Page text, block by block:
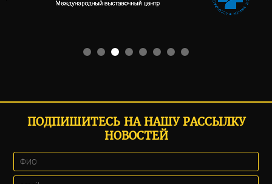
ПОДПИШИТЕСЬ НА НАШУ РАССЫЛКУ
НОВОСТЕЙ